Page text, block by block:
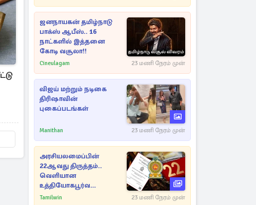
ஜனநாயகன் தமிழ்நாடு
பாக்ஸ் ஆபீஸ்.. 16
நாட்களில் இத்தனை
கோடி வசூலா!!
Cineulagam 23 மணி நேரம் முன்
விஜய் மற்றும் நடிகை
திரிஷாவின்
புகைப்படங்கள்
Manithan 23 மணி நேரம் முன்
அரசியலமைப்பின்
22ஆவது திருத்தம்..
வெளியான
உத்தியோகபூர்வ
அறிவிப்பு!
Tamilwin 23 மணி நேரம் முன்